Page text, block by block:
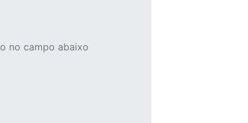
no campo abaixo